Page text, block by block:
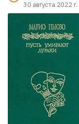
30 августа 2022 г.